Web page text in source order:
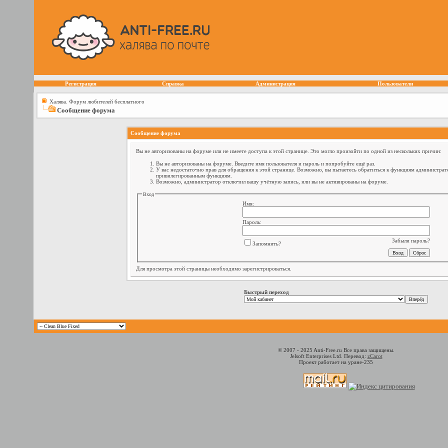
Регистрация Справка Администрация Пользователи
Халява. Форум любителей бесплатного
Сообщение форума
Сообщение форума
Вы не авторизованы на форуме или не имеете доступа к этой странице. Это могло произойти по одной из нескольких причин:
Вы не авторизованы на форуме. Введите имя пользователя и пароль и попробуйте ещё раз.
У вас недостаточно прав для обращения к этой странице. Возможно, вы пытаетесь обратиться к функциям
привилегированным функциям.
Возможно, администратор отключил вашу учётную запись, или вы не активированы на форуме.
Вход
Имя:
Пароль:
Забыли пароль?
Запомнить?
Для просмотра этой страницы необходимо зарегистрироваться.
Быстрый переход
© 2007 - 2025 Anti-Free.ru Все права защищены.
Jelsoft Enterprises Ltd. Перевод: zCarot
Проект работает на уране-235